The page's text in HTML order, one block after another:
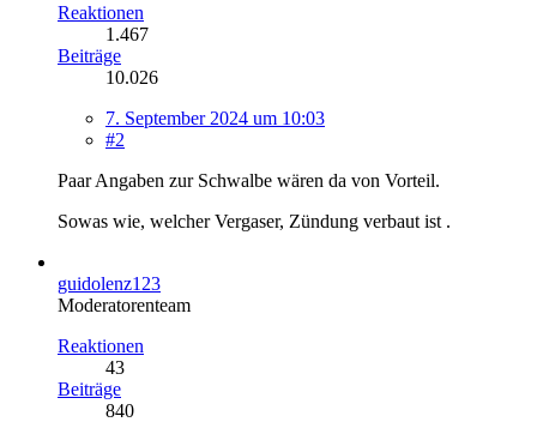
Reaktionen
1.467
Beiträge
10.026
7. September 2024 um 10:03
#2
Paar Angaben zur Schwalbe wären da von Vorteil.
Sowas wie, welcher Vergaser, Zündung verbaut ist .
guidolenz123
Moderatorenteam
Reaktionen
43
Beiträge
840